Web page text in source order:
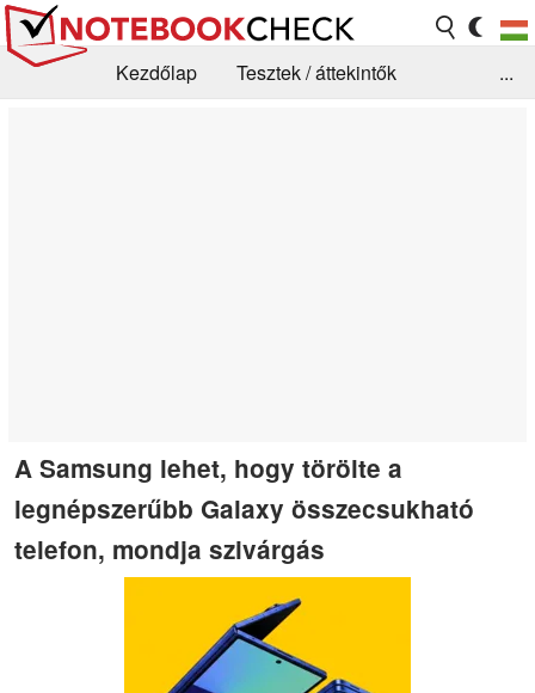
Kezdőlap
Tesztek / áttekintők
...
A Samsung lehet, hogy törölte a
legnépszerűbb Galaxy összecsukható
telefon, mondja szivárgás